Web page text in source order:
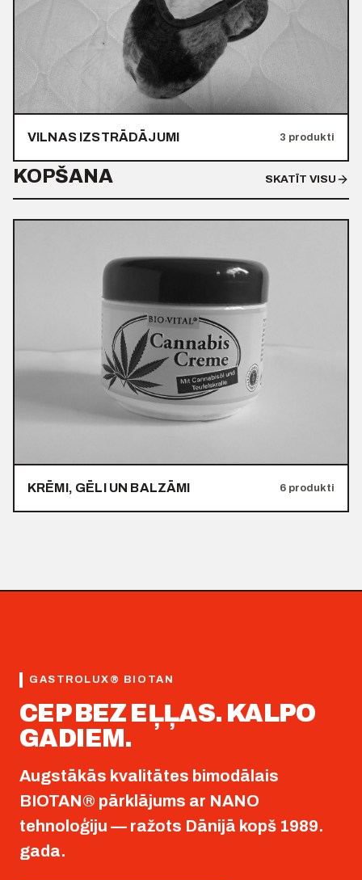
VILNAS IZSTRĀDĀJUMI 3 produkti
KOPŠANA SKATĪT VISU
KRĒMI, GĒLI UN BALZĀMI 6 produkti
GASTROLUX® BIOTAN
CEP BEZ EĻĻAS. KALPO
GADIEM.
Augstākās kvalitātes bimodālais
BIOTAN® pārklājums ar NANO
tehnoloģiju — ražots Dānijā kopš 1989.
gada.